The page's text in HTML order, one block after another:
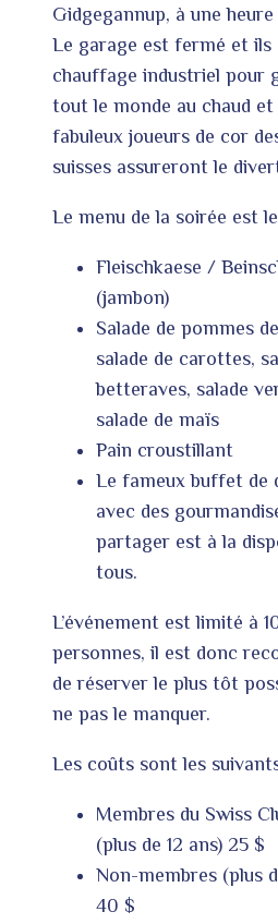
Gidgegannup, à une
Le garage est fermé et ils
chauffage industriel pour
tout le monde au chaud et
fabuleux joueurs de cor
suisses assureront le
Le menu de la soirée est
Fleischkaese /
(jambon)
Salade de pommes
salade de carottes,
betteraves, salade
salade de maïs
Pain croustillant
Le fameux buffet de
avec des
partager est à la
tous.
L’événement est limité à
personnes, il est donc
de réserver le plus tôt
ne pas le manquer.
Les coûts sont les
Membres du Swiss
(plus de 12 ans) 25 $
Non-membres (plus
40 $